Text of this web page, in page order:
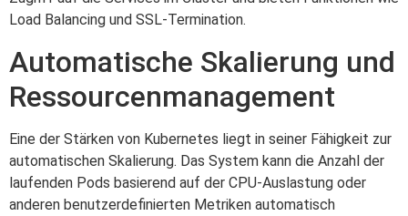
Load Balancing und SSL-Termination.
Automatische Skalierung und
Ressourcenmanagement
Eine der Stärken von Kubernetes liegt in seiner Fähigkeit zur
automatischen Skalierung. Das System kann die Anzahl der
laufenden Pods basierend auf der CPU-Auslastung oder
anderen benutzerdefinierten Metriken automatisch